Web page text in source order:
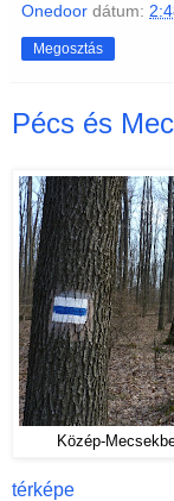
Onedoor dátum:
Megosztás
Pécs és
Közép-
térképe